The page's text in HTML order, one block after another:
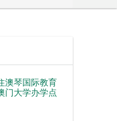
澳琴国际教育
门大学办学点